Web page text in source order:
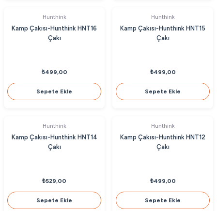
Hunthink
Kamp Çakısı-Hunthink HNT16
Çakı
₺499,00
Sepete Ekle
Hunthink
Kamp Çakısı-Hunthink HNT15
Çakı
₺499,00
Sepete Ekle
Hunthink
Kamp Çakısı-Hunthink HNT14
Çakı
₺529,00
Sepete Ekle
Hunthink
Kamp Çakısı-Hunthink HNT12
Çakı
₺499,00
Sepete Ekle